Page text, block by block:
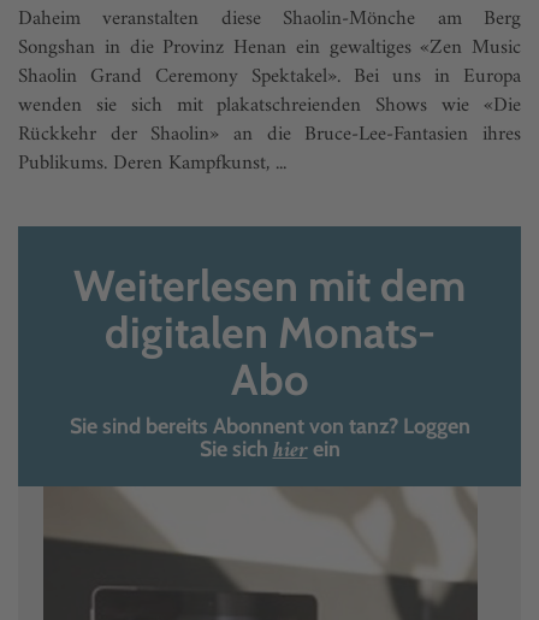
Daheim veranstalten diese Shaolin-Mönche am Berg
Songshan in die Provinz Henan ein gewaltiges «Zen Music
Shaolin Grand Ceremony Spektakel». Bei uns in Europa
wenden sie sich mit plakatschreienden Shows wie «Die
Rückkehr der Shaolin» an die Bruce-Lee-Fantasien ihres
Publikums. Deren Kampfkunst, ...
Weiterlesen mit dem
digitalen Monats-
Abo
Sie sind bereits Abonnent von tanz? Loggen
Sie sich hierein